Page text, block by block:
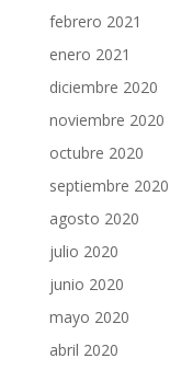
febrero 2021
enero 2021
diciembre 2020
noviembre 2020
octubre 2020
septiembre 2020
agosto 2020
julio 2020
junio 2020
mayo 2020
abril 2020